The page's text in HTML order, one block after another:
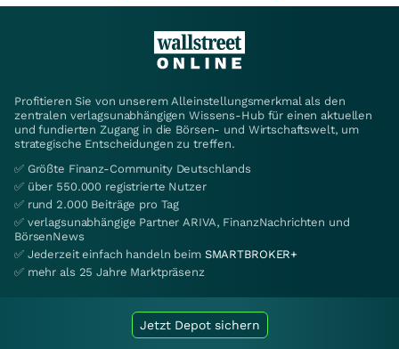
Profitieren Sie von unserem Alleinstellungsmerkmal als den
zentralen verlagsunabhängigen Wissens-Hub für einen aktuellen
und fundierten Zugang in die Börsen- und Wirtschaftswelt, um
strategische Entscheidungen zu treffen.
✅ Größte Finanz-Community Deutschlands
✅ über 550.000 registrierte Nutzer
✅ rund 2.000 Beiträge pro Tag
✅ verlagsunabhängige Partner ARIVA, FinanzNachrichten und
BörsenNews
✅ Jederzeit einfach handeln beim SMARTBROKER+
✅ mehr als 25 Jahre Marktpräsenz
Jetzt Depot sichern